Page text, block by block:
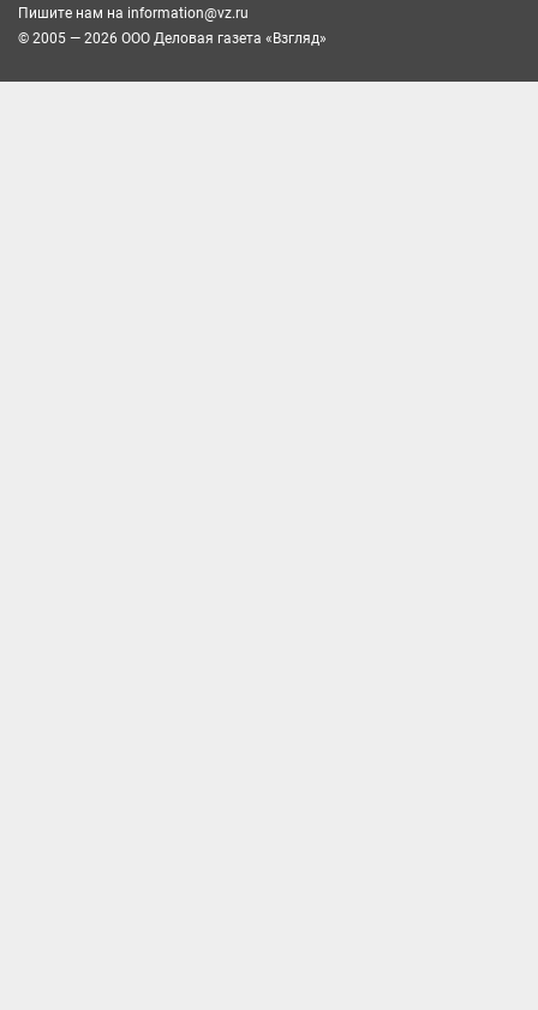
Пишите нам на information@vz.ru
© 2005 — 2026 ООО Деловая газета «Взгляд»